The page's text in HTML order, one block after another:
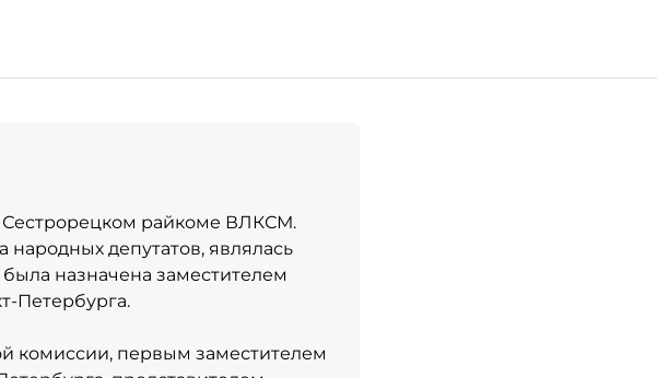
Сестрорецком райкоме ВЛКСМ.
депутатов, являлась
назначена заместителем
Петербурга.
комиссии, первым заместителем